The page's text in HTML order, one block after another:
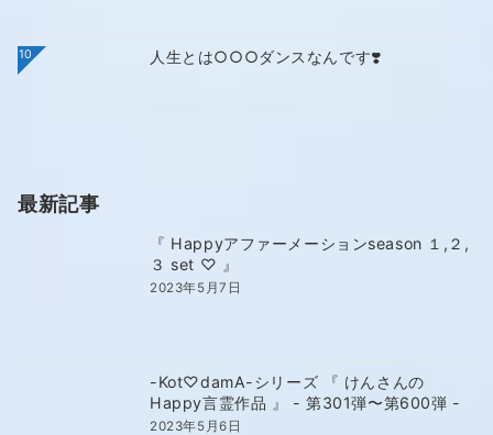
10 人生とは○○○ダンスなんです❣️
最新記事
『 Happyアファーメーションseason １,２,
３ set ♡ 』
2023年5月7日
-Kot♡damA-シリーズ 『 けんさんの
Happy言霊作品 』 - 第301弾〜第600弾 -
2023年5月6日